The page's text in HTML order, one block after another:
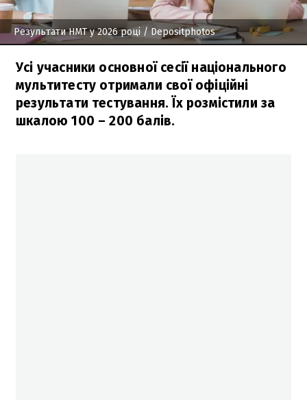
Результати НМТ у 2026 році / Depositphotos
Усі учасники основної сесії національного
мультитесту отримали свої офіційні
результати тестування. Їх розмістили за
шкалою 100 – 200 балів.